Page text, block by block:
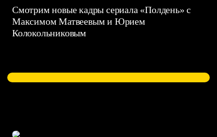
Смотрим новые кадры сериала «Полдень» с
Максимом Матвеевым и Юрием
Колокольниковым